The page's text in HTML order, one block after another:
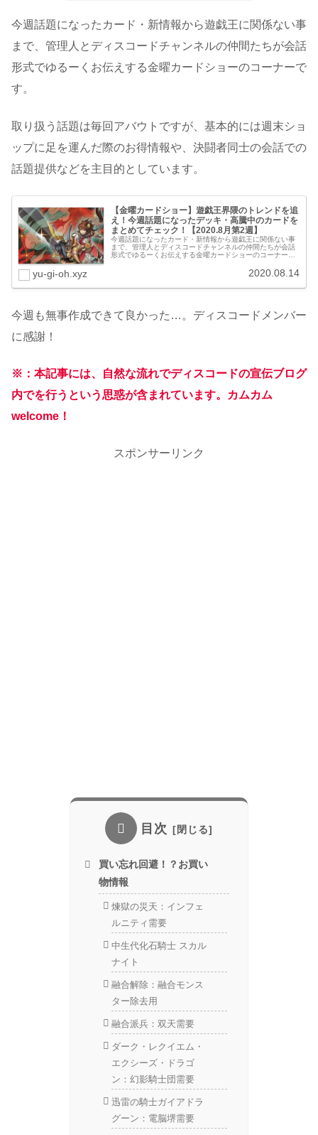
今週話題になったカード・新情報から遊戯王に関係ない事
まで、管理人とディスコードチャンネルの仲間たちが会話
形式でゆるーくお伝えする金曜カードショーのコーナーで
す。
取り扱う話題は毎回アバウトですが、基本的には週末ショ
ップに足を運んだ際のお得情報や、決闘者同士の会話での
話題提供などを主目的としています。
【金曜カードショー】遊戯王界隈のトレンドを追
え！今週話題になったデッキ・高騰中のカードを
まとめてチェック！【2020.8月第2週】
今週話題になったカード・新情報から遊戯王に関係ない事
まで、管理人とディスコードチャンネルの仲間たちが会話
形式でゆるーくお伝えする金曜カードショーのコーナーで
yu-gi-oh.xyz 2020.08.14
今週も無事作成できて良かった…。ディスコードメンバー
に感謝！
※：本記事には、自然な流れでディスコードの宣伝ブログ
内でを行うという思惑が含まれています。カムカム
welcome！
スポンサーリンク
目次
買い忘れ回避！？お買い
物情報
煉獄の災天：インフェ
ルニティ需要
中生代化石騎士 スカル
ナイト
融合解除：融合モンス
ター除去用
融合派兵：双天需要
ダーク・レクイエム・
エクシーズ・ドラゴ
ン：幻影騎士団需要
迅雷の騎士ガイアドラ
グーン：電脳堺需要